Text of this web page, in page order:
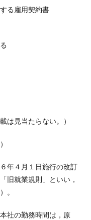
る雇用契約書
は見当たらない。）
年４月１日施行の改訂
旧就業規則」といい，
。
社の勤務時間は，原